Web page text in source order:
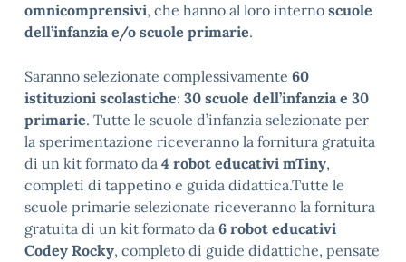
omnicomprensivi, che hanno al loro interno scuole
dell’infanzia e/o scuole primarie.
Saranno selezionate complessivamente 60
istituzioni scolastiche: 30 scuole dell’infanzia e 30
primarie. Tutte le scuole d’infanzia selezionate per
la sperimentazione riceveranno la fornitura gratuita
di un kit formato da 4 robot educativi mTiny,
completi di tappetino e guida didattica.Tutte le
scuole primarie selezionate riceveranno la fornitura
gratuita di un kit formato da 6 robot educativi
Codey Rocky, completo di guide didattiche, pensate